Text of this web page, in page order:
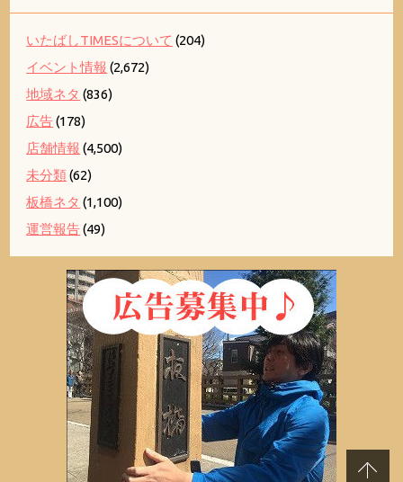
いたばしTIMESについて (204)
イベント情報 (2,672)
地域ネタ (836)
広告(178)
店舗情報 (4,500)
未分類(62)
板橋ネタ (1,100)
運営報告(49)